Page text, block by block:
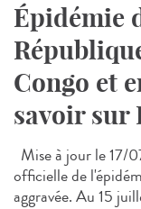
Épidémie
Congo et
savoir sur
Mise à jour le 17/
officielle de
aggravée. Au 15